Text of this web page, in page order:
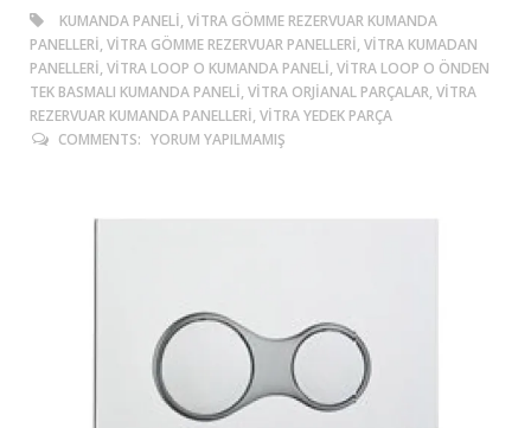
KUMANDA PANELI, VITRA GÖMME REZERVUAR KUMANDA
PANELLERI, VITRA GÖMME REZERVUAR PANELLERI, VITRA KUMADAN
PANELLERI, VITRA LOOP O KUMANDA PANELI, VITRA LOOP O ÖNDEN
TEK BASMALI KUMANDA PANELI, VITRA ORJIANAL PARÇALAR, VITRA
REZERVUAR KUMANDA PANELLERI, VITRA YEDEK PARÇA
COMMENTS: YORUM YAPILMAMIŞ